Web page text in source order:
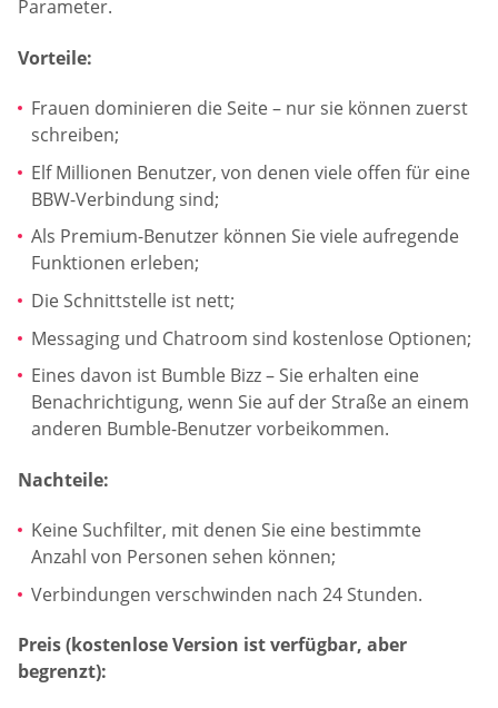
Parameter.
Vorteile:
Frauen dominieren die Seite – nur sie können zuerst
schreiben;
Elf Millionen Benutzer, von denen viele offen für eine
BBW-Verbindung sind;
Als Premium-Benutzer können Sie viele aufregende
Funktionen erleben;
Die Schnittstelle ist nett;
Messaging und Chatroom sind kostenlose Optionen;
Eines davon ist Bumble Bizz – Sie erhalten eine
Benachrichtigung, wenn Sie auf der Straße an einem
anderen Bumble-Benutzer vorbeikommen.
Nachteile:
Keine Suchfilter, mit denen Sie eine bestimmte
Anzahl von Personen sehen können;
Verbindungen verschwinden nach 24 Stunden.
Preis (kostenlose Version ist verfügbar, aber
begrenzt):